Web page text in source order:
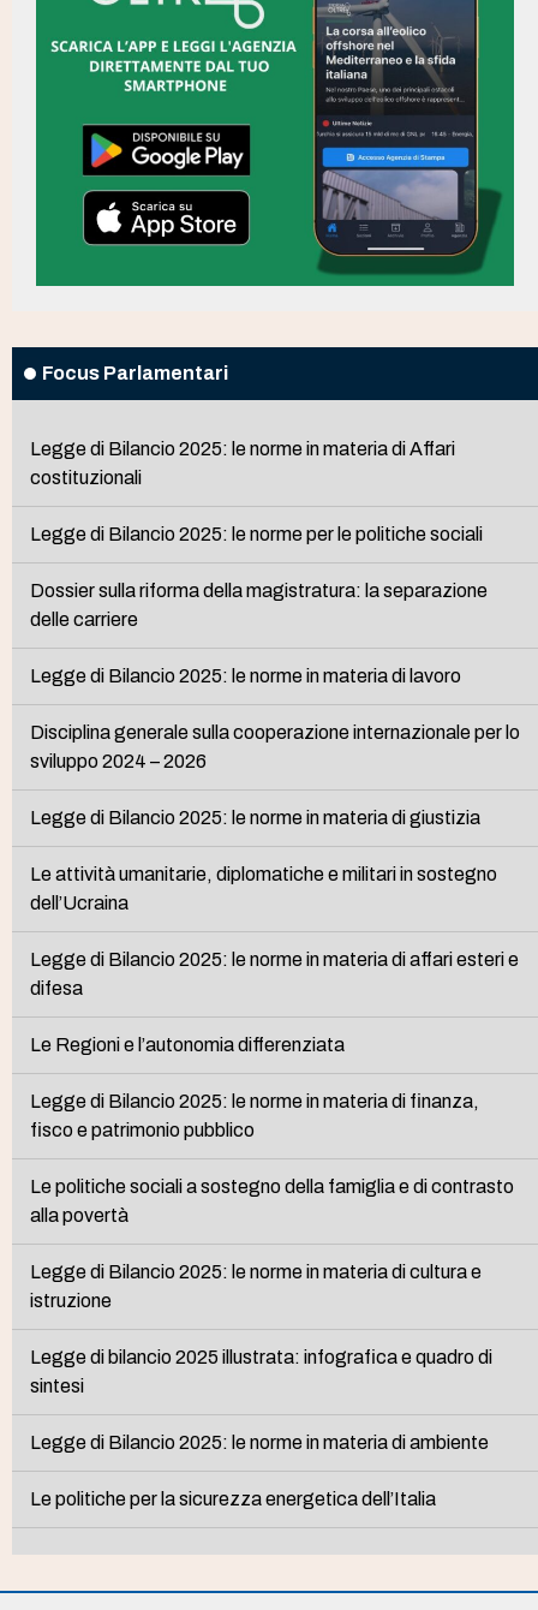
Focus Parlamentari
Legge di Bilancio 2025: le norme in materia di Affari
costituzionali
Legge di Bilancio 2025: le norme per le politiche sociali
Dossier sulla riforma della magistratura: la separazione
delle carriere
Legge di Bilancio 2025: le norme in materia di lavoro
Disciplina generale sulla cooperazione internazionale per lo
sviluppo 2024 – 2026
Legge di Bilancio 2025: le norme in materia di giustizia
Le attività umanitarie, diplomatiche e militari in sostegno
dell’Ucraina
Legge di Bilancio 2025: le norme in materia di affari esteri e
difesa
Le Regioni e l’autonomia differenziata
Legge di Bilancio 2025: le norme in materia di finanza,
fisco e patrimonio pubblico
Le politiche sociali a sostegno della famiglia e di contrasto
alla povertà
Legge di Bilancio 2025: le norme in materia di cultura e
istruzione
Legge di bilancio 2025 illustrata: infografica e quadro di
sintesi
Legge di Bilancio 2025: le norme in materia di ambiente
Le politiche per la sicurezza energetica dell’Italia